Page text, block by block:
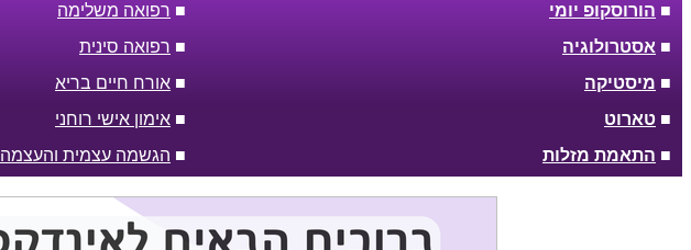
■ הורוסקופ יומי ■ רפואה משלימה
■ אסטרולוגיה ■ רפואה סינית
■ מיסטיקה ■ אורח חיים בריא
■ טארוט ■ אימון אישי רוחני
■ התאמת מזלות ■ הגשמה עצמית והעצמה